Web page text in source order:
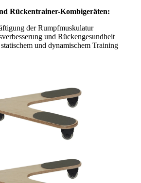
Rückentrainer-Kombigeräten:
der Rumpfmuskulatur
und Rückengesundheit
und dynamischem Training